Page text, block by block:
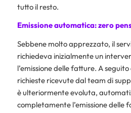
tutto il resto.
Emissione automatica: zero
Sebbene molto apprezzato, il
richiedeva inizialmente un
l’emissione delle fatture. A
richieste ricevute dal team di
è ulteriormente evoluta,
completamente l’emissione delle